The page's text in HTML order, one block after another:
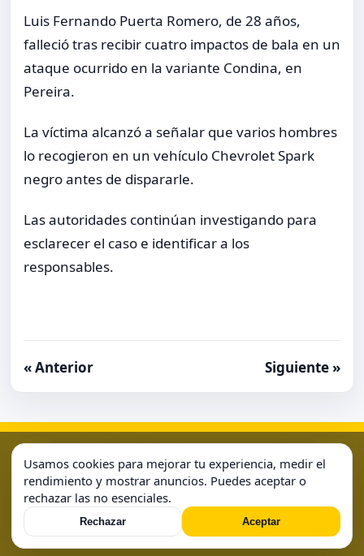
Luis Fernando Puerta Romero, de 28 años,
falleció tras recibir cuatro impactos de bala en un
ataque ocurrido en la variante Condina, en
Pereira.
La víctima alcanzó a señalar que varios hombres
lo recogieron en un vehículo Chevrolet Spark
negro antes de dispararle.
Las autoridades continúan investigando para
esclarecer el caso e identificar a los
responsables.
« Anterior Siguiente »
Política de CookiesPolítica de PrivacidadSample Page
Sample Page
© 2026 . Todos los derechos reservados.
Usamos cookies para mejorar tu experiencia, medir el
rendimiento y mostrar anuncios. Puedes aceptar o
rechazar las no esenciales.
Rechazar Aceptar